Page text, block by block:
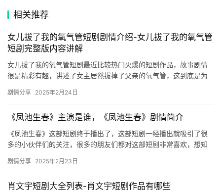
短
剧
场
相关推荐
女儿拔了我的氧气管短剧剧情介绍-女儿拔了我的氧气管
短剧完整版内容讲解
女儿拔了我的氧气管短剧最近比较热门火爆的短剧作品，故事剧情
很是精彩有趣，讲述了女主居然拔掉了父亲的氧气管，这到底是为
气…
剧情分享 2025年2月24日
《凤池生春》主演是谁，《凤池生春》剧情简介
《凤池生春》这部短剧终于播出了，这部短剧一经播出就吸引了很
多的小伙伴们的关注，很多的朋友们都对这部短剧非常喜欢，想知
主演…
剧情分享 2025年2月23日
肖文宇短剧大全列表-肖文宇短剧作品有哪些